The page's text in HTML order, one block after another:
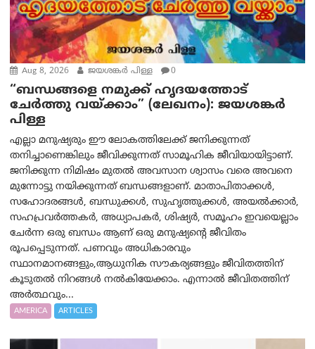
Aug 8, 2026 ജയശങ്കര്‍ പിള്ള 0
“ബന്ധങ്ങളെ നമുക്ക് ഹൃദയത്തോട്
ചേർത്തു വയ്ക്കാം” (ലേഖനം): ജയശങ്കര്‍
പിള്ള
എല്ലാ മനുഷ്യരും ഈ ലോകത്തിലേക്ക് ജനിക്കുന്നത്
തനിച്ചാണെങ്കിലും ജീവിക്കുന്നത് സാമൂഹിക ജീവിയായിട്ടാണ്.
ജനിക്കുന്ന നിമിഷം മുതൽ അവസാന ശ്വാസം വരെ അവനെ
മുന്നോട്ടു നയിക്കുന്നത് ബന്ധങ്ങളാണ്. മാതാപിതാക്കൾ,
സഹോദരങ്ങൾ, ബന്ധുക്കൾ, സുഹൃത്തുക്കൾ, അയൽക്കാർ,
സഹപ്രവർത്തകർ, അധ്യാപകർ, ശിഷ്യർ, സമൂഹം ഇവയെല്ലാം
ചേർന്ന ഒരു ബന്ധം ആണ് ഒരു മനുഷ്യന്റെ ജീവിതം
രൂപപ്പെടുന്നത്. പണവും അധികാരവും
സ്ഥാനമാനങ്ങളും,ആധുനിക സൗകര്യങ്ങളും ജീവിതത്തിന്
കൂടുതൽ നിറങ്ങൾ നൽകിയേക്കാം. എന്നാൽ ജീവിതത്തിന്
അർത്ഥവും...
AMERICA ARTICLES